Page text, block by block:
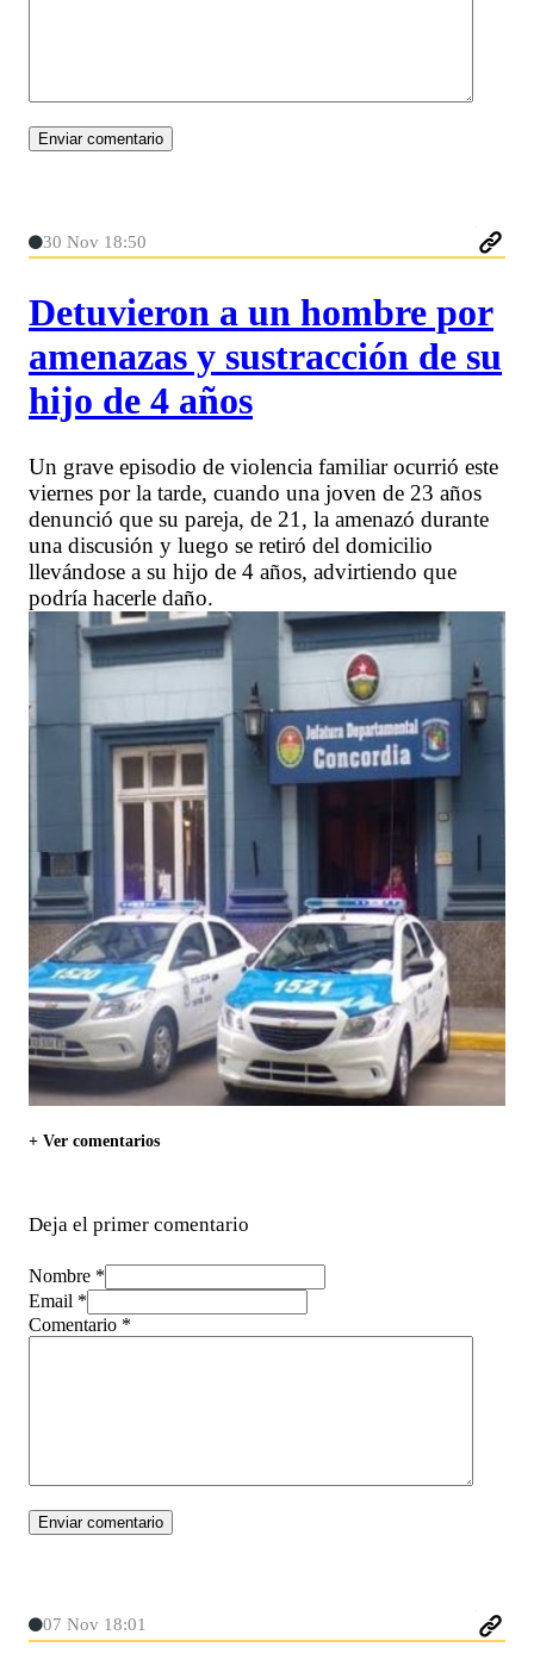
30 Nov 18:50
Detuvieron a un hombre por
amenazas y sustracción de su
hijo de 4 años
Un grave episodio de violencia familiar ocurrió este
viernes por la tarde, cuando una joven de 23 años
denunció que su pareja, de 21, la amenazó durante
una discusión y luego se retiró del domicilio
llevándose a su hijo de 4 años, advirtiendo que
podría hacerle daño.
+ Ver comentarios
Deja el primer comentario
Nombre *
Email *
Comentario *
07 Nov 18:01